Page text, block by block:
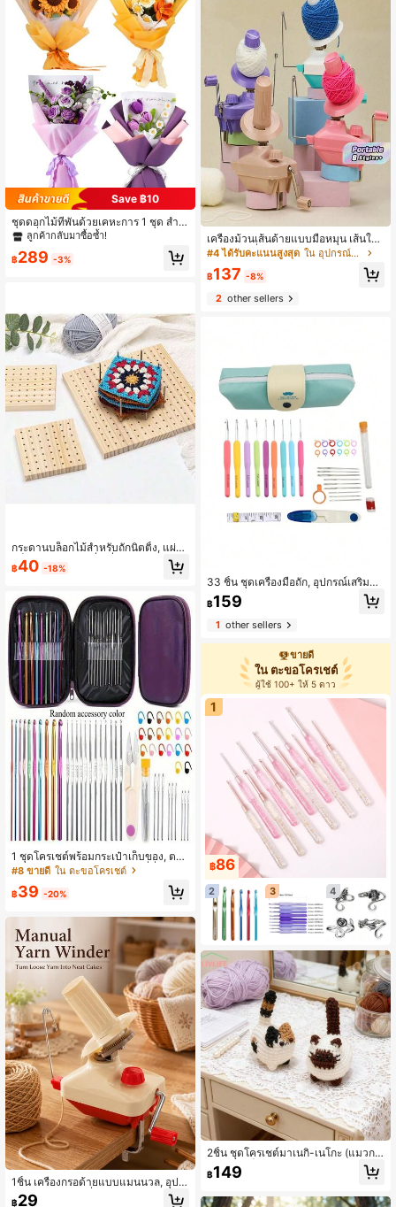
Save ฿10
ชุดดอกไม้ที่พันด้วยเคหะการ 1 ชุด สำห
รับผู้เริ่มต้น DIY การถักด้วยด้าย ดอกกุห
สำหรับดอกไม้บูเก้พร้อมอุปกรณ์และบท
ลูกค้ากลับมาซื้อซ้ำ!
฿289 -3%
กระดานบล็อกไม้สำหรับถักนิตติ้ง, แผ่น
บล็อกโครเชต์ลายสี่เหลี่ยมคุณยาย, เหม
าะสำหรับผ้าคลุมไหล่, ผ้าพันคอ, ถุงเท้า,
Y. ชุดกระดานบล็อกโครเชต์ไม้, สามาร
ถใช้ซ้ำได้สำหรับงานถักนิตติ้ง, การเย็บ,
การเย็บผลิตภัณฑ์ตกแต่ง.
฿40 -18%
1 ชุดโครเชต์พร้อมกระเป๋าเก็บของ, ตะข
อโลหะตามหลักสรีรศาสตร์ & ที่คั่นไหม
ทุกฤดู, เหมาะสำหรับผู้เริ่มต้นและผู้ใช้ขั้
กตา, โปรเจกต์เย็บผ้า, งานฝีมือไหมพร
ม, ของตกแต่งบ้าน, ของขวัญวันหยุด, ง
านอดิเรกศิลปะและงานฝีมือ
#8 ขายดี ใน ตะขอโครเชต์
฿39 -20%
1ชิ้น เครื่องกรอด้ายแบบแมนนวล, อุปก
รณ์พันด้ายถัก, เครื่องพันด้ายแบบมือถือ,
฿29
เครื่องม้วนเส้นด้ายแบบมือหมุน เส้นใย
ขนสัตว์ เครื่องม้วนมือถือแบบแมนนวล
ลูกบอลเชือกแบบพกพาสำหรับอุปกรณ์เ
ย็บผ้า DIY
#4 ได้รับคะแนนสูงสุด ใน อุปกรณ์ถักและโครเชต์
฿137 -8%
2other sellers
33 ชิ้น ชุดเครื่องมือถัก, อุปกรณ์เสริมสำ
หรับการถัก กระเป๋าหนัง PU (สีอุปกรณ์เ
สริมเป็นแบบสุ่ม)
฿159
1other sellers
ขายดี
ใน ตะขอโครเชต์
ผู้ใช้ 100+ ให้ 5 ดาว
1
฿86
2 3 4
2ชิ้น ชุดโครเชต์มาเนกิ-เนโกะ (แมวกวั
กนำโชค) | ชุดอุปกรณ์ถักโครเชต์สำหรั
บผู้เริ่มต้นพร้อมไหมพรม, ตะขอและคำ
ชค, ไอเดียของขวัญคริสต์มาสที่ไม่เหมือ
฿149